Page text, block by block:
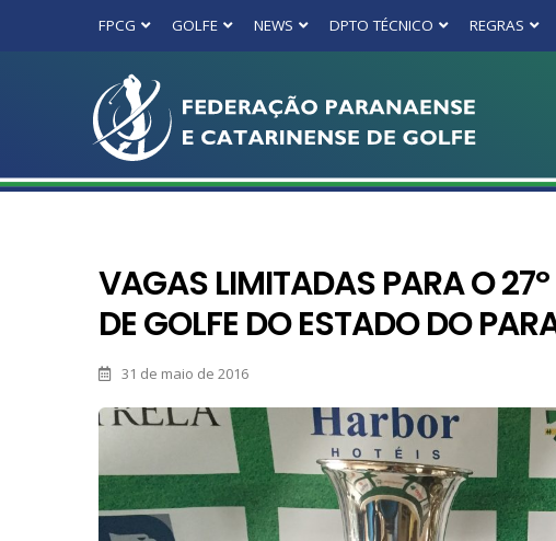
FPCG GOLFE NEWS DPTO TÉCNICO REGRAS
VAGAS LIMITADAS PARA O
DE GOLFE DO ESTADO DO
31 de maio de 2016